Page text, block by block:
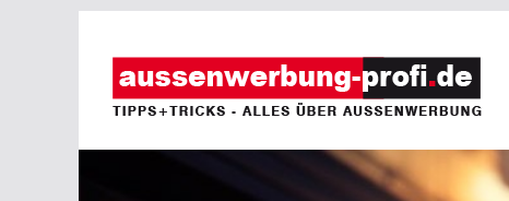
Inhalt
springen